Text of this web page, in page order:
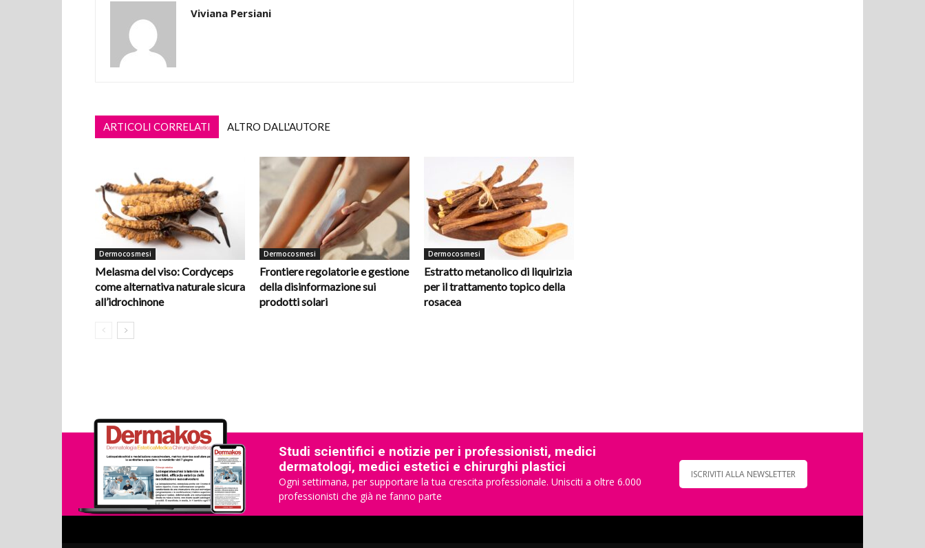
Viviana Persiani
ARTICOLI CORRELATI ALTRO DALL'AUTORE
Dermocosmesi
Melasma del viso: Cordyceps
come alternativa naturale sicura
all’idrochinone
Dermocosmesi
Frontiere regolatorie e gestione
della disinformazione sui
prodotti solari
Dermocosmesi
Estratto metanolico di liquirizia
per il trattamento topico della
rosacea
Studi scientifici e notizie per i professionisti, medici
dermatologi, medici estetici e chirurghi plastici
Ogni settimana, per supportare la tua crescita professionale. Unisciti a oltre 6.000
professionisti che già ne fanno parte
ISCRIVITI ALLA NEWSLETTER